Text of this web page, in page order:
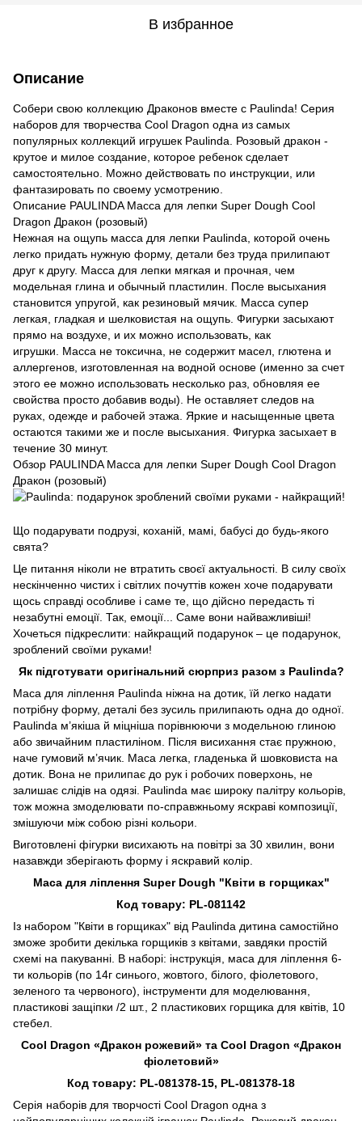
В избранное
Описание
Собери свою коллекцию Драконов вместе с Paulinda! Серия
наборов для творчества Cool Dragon одна из самых
популярных коллекций игрушек Paulinda. Розовый дракон -
крутое и милое создание, которое ребенок сделает
самостоятельно. Можно действовать по инструкции, или
фантазировать по своему усмотрению.
Описание PAULINDA Масса для лепки Super Dough Cool
Dragon Дракон (розовый)
Нежная на ощупь масса для лепки Paulinda, которой очень
легко придать нужную форму, детали без труда прилипают
друг к другу. Масса для лепки мягкая и прочная, чем
модельная глина и обычный пластилин. После высыхания
становится упругой, как резиновый мячик. Масса супер
легкая, гладкая и шелковистая на ощупь. Фигурки засыхают
прямо на воздухе, и их можно использовать, как
игрушки. Масса не токсична, не содержит масел, глютена и
аллергенов, изготовленная на водной основе (именно за счет
этого ее можно использовать несколько раз, обновляя ее
свойства просто добавив воды). Не оставляет следов на
руках, одежде и рабочей этажа. Яркие и насыщенные цвета
остаются такими же и после высыхания. Фигурка засыхает в
течение 30 минут.
Обзор PAULINDA Масса для лепки Super Dough Cool Dragon
Дракон (розовый)
Що подарувати подрузі, коханій, мамі, бабусі до будь-якого
свята?
Це питання ніколи не втратить своєї актуальності. В силу своїх
нескінченно чистих і світлих почуттів кожен хоче подарувати
щось справді особливе і саме те, що дійсно передасть ті
незабутні емоції. Так, емоції... Саме вони найважливіші!
Хочеться підкреслити: найкращий подарунок – це подарунок,
зроблений своїми руками!
Як підготувати оригінальний сюрприз разом з Paulіnda?
Маса для ліплення Paulinda ніжна на дотик, їй легко надати
потрібну форму, деталі без зусиль прилипають одна до одної.
Paulinda м’якіша й міцніша порівнюючи з модельною глиною
або звичайним пластиліном. Після висихання стає пружною,
наче гумовий м’ячик. Маса легка, гладенька й шовковиста на
дотик. Вона не прилипає до рук і робочих поверхонь, не
залишає слідів на одязі. Paulinda має широку палітру кольорів,
тож можна змоделювати по-справжньому яскраві композиції,
змішуючи між собою різні кольори.
Виготовлені фігурки висихають на повітрі за 30 хвилин, вони
назавжди зберігають форму і яскравий колір.
Маса для ліплення Super Dough "Квіти в горщиках"
Код товару: PL-081142
Із набором "Квіти в горщиках" від Paulinda дитина самостійно
зможе зробити декілька горщиків з квітами, завдяки простій
схемі на пакуванні. В наборі: інструкція, маса для ліплення 6-
ти кольорів (по 14г синього, жовтого, білого, фіолетового,
зеленого та червоного), інструменти для моделювання,
пластикові защіпки /2 шт., 2 пластикових горщика для квітів, 10
стебел.
Cool Dragon «Дракон рожевий» та Cool Dragon «Дракон
фіолетовий»
Код товару: PL-081378-15, PL-081378-18
Серія наборів для творчості Cool Dragon одна з